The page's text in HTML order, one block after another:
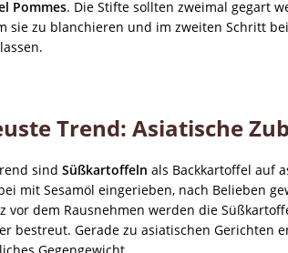
Pommes. Die Stifte sollten zweimal gegart
sie zu blanchieren und im zweiten Schritt
Trend: Asiatische
sind Süßkartoffeln als Backkartoffel auf
mit Sesamöl eingerieben, nach Belieben
vor dem Rausnehmen werden die
bestreut. Gerade zu asiatischen Gerichten